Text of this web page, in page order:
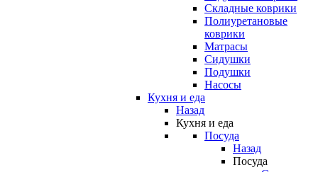
Складные коврики
Полиуретановые
коврики
Матрасы
Сидушки
Подушки
Насосы
Кухня и еда
Назад
Кухня и еда
Посуда
Назад
Посуда